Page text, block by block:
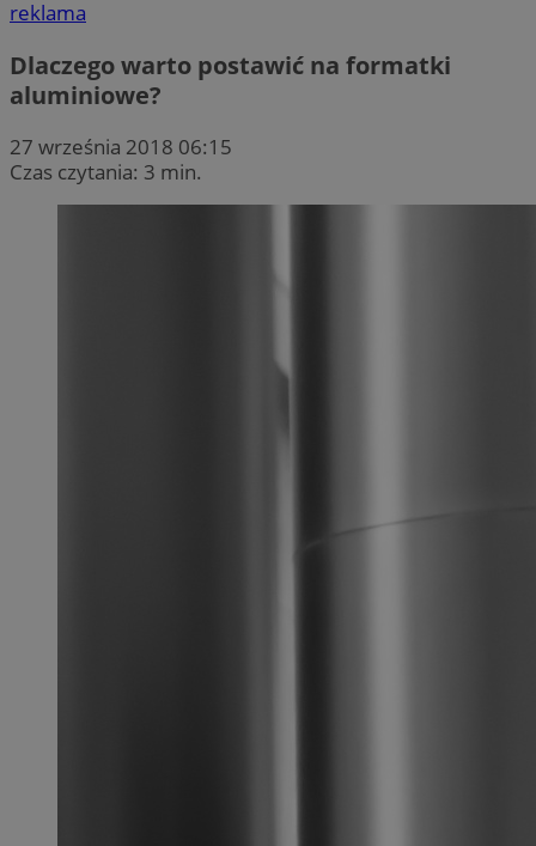
reklama
Dlaczego warto postawić na formatki
aluminiowe?
27 września 2018 06:15
Czas czytania: 3 min.